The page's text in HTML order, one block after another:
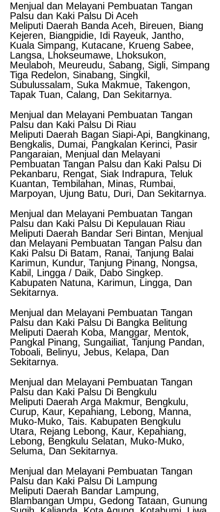
Menjual dan Melayani Pembuatan Tangan
Palsu dan Kaki Palsu Di Aceh
Meliputi Daerah Banda Aceh, Bireuen, Biang
Kejeren, Biangpidie, Idi Rayeuk, Jantho,
Kuala Simpang, Kutacane, Krueng Sabee,
Langsa, Lhokseumawe, Lhoksukon,
Meulaboh, Meureudu, Sabang, Sigli, Simpang
Tiga Redelon, Sinabang, Singkil,
Subulussalam, Suka Makmue, Takengon,
Tapak Tuan, Calang, Dan Sekitarnya.
Menjual dan Melayani Pembuatan Tangan
Palsu dan Kaki Palsu Di Riau
Meliputi Daerah Bagan Siapi-Api, Bangkinang,
Bengkalis, Dumai, Pangkalan Kerinci, Pasir
Pangaraian, Menjual dan Melayani
Pembuatan Tangan Palsu dan Kaki Palsu Di
Pekanbaru, Rengat, Siak Indrapura, Teluk
Kuantan, Tembilahan, Minas, Rumbai,
Marpoyan, Ujung Batu, Duri, Dan Sekitarnya.
Menjual dan Melayani Pembuatan Tangan
Palsu dan Kaki Palsu Di Kepulauan Riau
Meliputi Daerah Bandar Seri Bintan, Menjual
dan Melayani Pembuatan Tangan Palsu dan
Kaki Palsu Di Batam, Ranai, Tanjung Balai
Karimun, Kundur, Tanjung Pinang, Nongsa,
Kabil, Lingga / Daik, Dabo Singkep.
Kabupaten Natuna, Karimun, Lingga, Dan
Sekitarnya.
Menjual dan Melayani Pembuatan Tangan
Palsu dan Kaki Palsu Di Bangka Belitung
Meliputi Daerah Koba, Manggar, Mentok,
Pangkal Pinang, Sungailiat, Tanjung Pandan,
Toboali, Belinyu, Jebus, Kelapa, Dan
Sekitarnya.
Menjual dan Melayani Pembuatan Tangan
Palsu dan Kaki Palsu Di Bengkulu
Meliputi Daerah Arga Makmur, Bengkulu,
Curup, Kaur, Kepahiang, Lebong, Manna,
Muko-Muko, Tais. Kabupaten Bengkulu
Utara, Rejang Lebong, Kaur, Kepahiang,
Lebong, Bengkulu Selatan, Muko-Muko,
Seluma, Dan Sekitarnya.
Menjual dan Melayani Pembuatan Tangan
Palsu dan Kaki Palsu Di Lampung
Meliputi Daerah Bandar Lampung,
Blambangan Umpu, Gedong Tataan, Gunung